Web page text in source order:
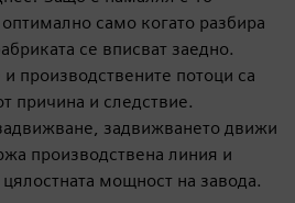
само когато разбира
се вписват заедно.
производствените потоци са
причина и следствие.
задвижването движи
производствена линия и
мощност на завода.